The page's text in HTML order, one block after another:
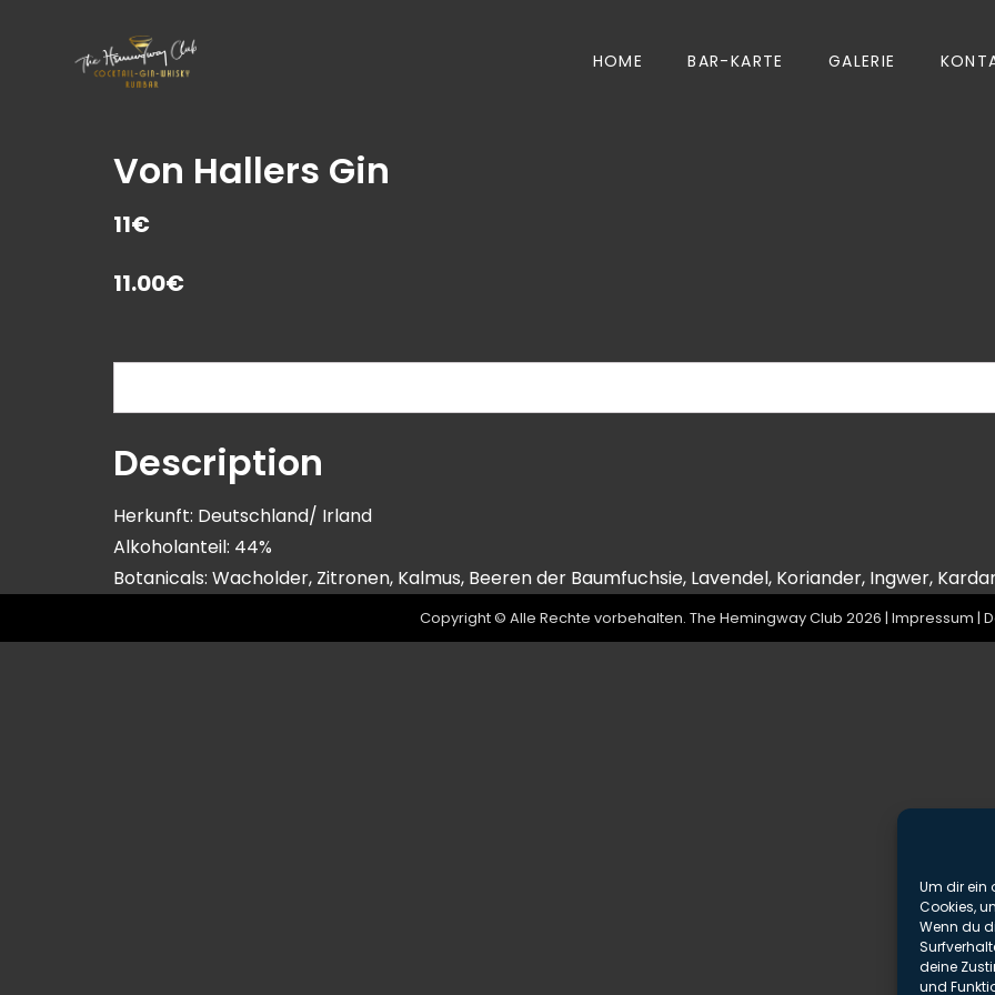
Um dir ein
Cookies,
Wenn du
deine
und
HOME BAR-KARTE GALERIE
Von Hallers Gin
11€
11.00€
Description
Herkunft: Deutschland/ Irland
Alkoholanteil: 44%
Botanicals: Wacholder, Zitronen, Kalmus, Beeren der Baumfuchsie, Lavendel, Koriander, Ingwer,
Copyright © Alle Rechte vorbehalten. The Hemingway Club 2026 | Impressum |